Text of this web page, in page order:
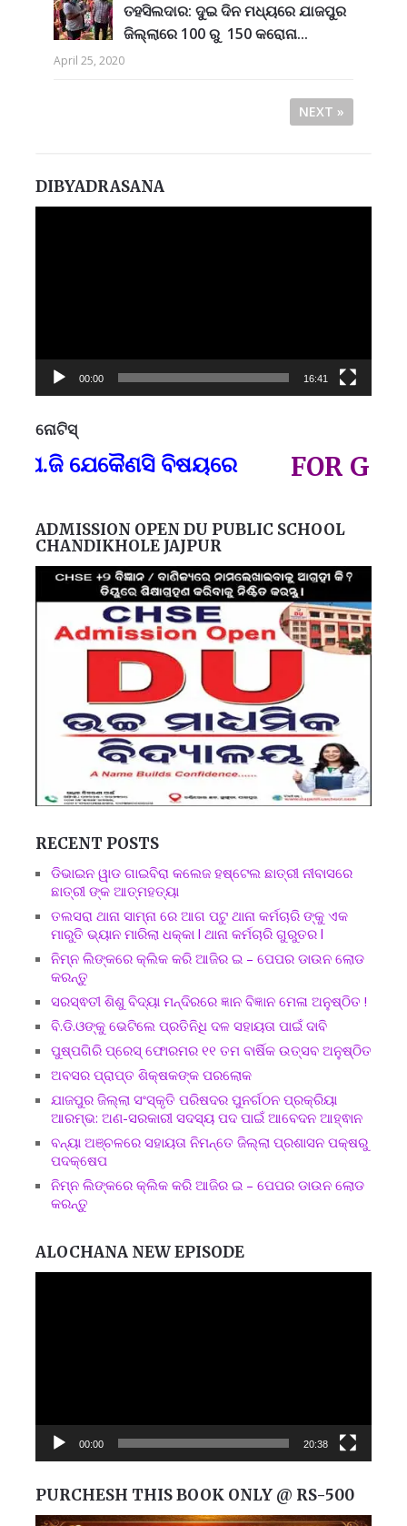
ତହସିଲଦାର: ଦୁଇ ଦିନ ମଧ୍ୟରେ ଯାଜପୁର
ଜିଲ୍ଲାରେ 100 ରୁ 150 କରୋନା...
April 25, 2020
NEXT »
DIBYADRASANA
00:00 16:41
ନୋଟିସ୍
ଯେକୈଣସି ବିଷୟରେ FOR GOVT
ADMISSION OPEN DU PUBLIC SCHOOL
CHANDIKHOLE JAJPUR
RECENT POSTS
ଡିଭାଇନ ୱାଡ ଗାଇବିରା କଲେଜ ହଷ୍ଟେଲ ଛାତ୍ରୀ ନୀବାସରେ
ଛାତ୍ରୀ ଙ୍କ ଆତ୍ମହତ୍ୟା
ତଲସରା ଥାନା ସାମ୍ନା ରେ ଆଗ ପଟୁ ଥାନା କର୍ମଚାରି ଙ୍କୁ ଏକ
ମାରୁତି ଭ୍ୟାନ ମାରିଲା ଧକ୍କା l ଥାନା କର୍ମଚାରି ଗୁରୁତର l
ନିମ୍ନ ଲିଙ୍କରେ କ୍ଲିକ କରି ଆଜିର ଇ – ପେପର ଡାଉନ ଲୋଡ
କରନ୍ତୁ
ସରସ୍ଵତୀ ଶିଶୁ ବିଦ୍ୟା ମନ୍ଦିରରେ ଜ୍ଞାନ ବିଜ୍ଞାନ ମେଳା ଅନୁଷ୍ଠିତ !
ବି.ଡି.ଓଙ୍କୁ ଭେଟିଲେ ପ୍ରତିନିଧି ଦଳ ସହାୟତା ପାଇଁ ଦାବି
ପୁଷ୍ପଗିରି ପ୍ରେସ୍ ଫୋରମର ୧୧ ତମ ବାର୍ଷିକ ଉତ୍ସବ ଅନୁଷ୍ଠିତ
ଅବସର ପ୍ରାପ୍ତ ଶିକ୍ଷକଙ୍କ ପରଲୋକ
ଯାଜପୁର ଜିଲ୍ଲା ସଂସ୍କୃତି ପରିଷଦର ପୁନର୍ଗଠନ ପ୍ରକ୍ରିୟା
ଆରମ୍ଭ: ଅଣ-ସରକାରୀ ସଦସ୍ୟ ପଦ ପାଇଁ ଆବେଦନ ଆହ୍ଵାନ
ବନ୍ୟା ଅଞ୍ଚଳରେ ସହାୟତା ନିମନ୍ତେ ଜିଲ୍ଲା ପ୍ରଶାସନ ପକ୍ଷରୁ
ପଦକ୍ଷେପ
ନିମ୍ନ ଲିଙ୍କରେ କ୍ଲିକ କରି ଆଜିର ଇ – ପେପର ଡାଉନ ଲୋଡ
କରନ୍ତୁ
ALOCHANA NEW EPISODE
00:00 20:38
PURCHESH THIS BOOK ONLY @ RS-500